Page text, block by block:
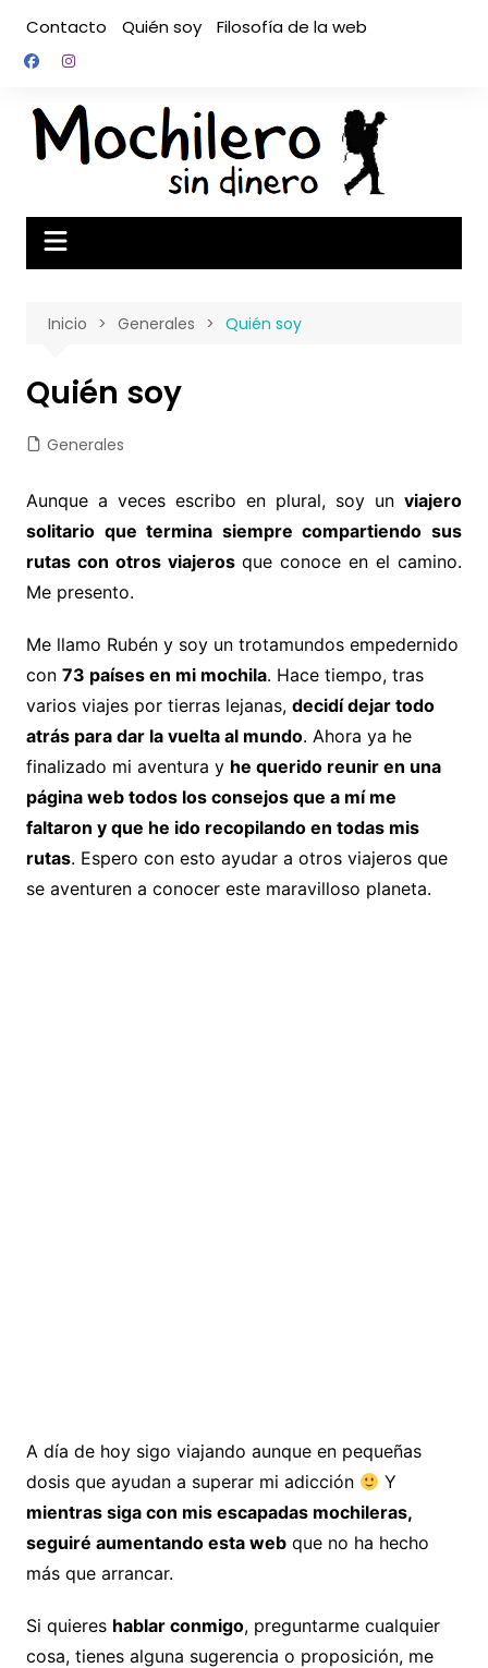
contenido
Contacto Quién soy Filosofía de la web
Inicio Generales Quién soy
Quién soy
Generales
Aunque a veces escribo en plural, soy unviajero
solitario que termina siempre compartiendo sus
rutas con otros viajerosque conoce en el camino.
Me presento.
Me llamo Rubén y soy un trotamundos empedernido
con 73 países en mi mochila. Hace tiempo, tras
varios viajes por tierras lejanas, decidí dejar todo
atrás para dar la vuelta al mundo. Ahora ya he
finalizado mi aventura y he querido reunir en una
página web todos los consejos que a mí me
faltaron y que he ido recopilando en todas mis
rutas. Espero con esto ayudar a otros viajeros que
se aventuren a conocer este maravilloso planeta.
A día de hoy sigo viajando aunque en pequeñas
dosis que ayudan a superar mi adicción
Y
mientras siga con mis escapadas mochileras,
seguiré aumentando esta webque no ha hecho
más que arrancar.
Si quieres hablar conmigo, preguntarme cualquier
cosa, tienes alguna sugerencia o proposición, me